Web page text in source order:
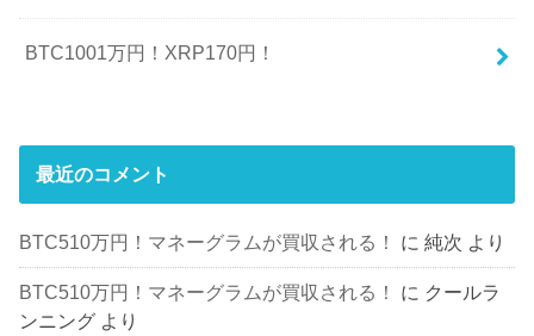
BTC1001万円！XRP170円！
最近のコメント
BTC510万円！マネーグラムが買収される！ に純次 より
BTC510万円！マネーグラムが買収される！ に クールラ
ンニング より